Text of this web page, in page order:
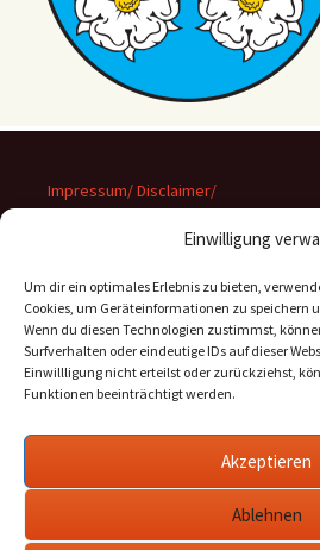
Einwilligung
Um dir ein optimales Erlebnis zu bieten,
Cookies, um Geräteinformationen zu speichern
Wenn du diesen Technologien zustimmst,
Surfverhalten oder eindeutige IDs auf dieser
Einwillligung nicht erteilst oder zurückziehst,
Funktionen beeinträchtigt werden.
Akzeptieren
Ablehnen
Impressum/ Disclaimer/
Datenschutz
Suchen
nach: